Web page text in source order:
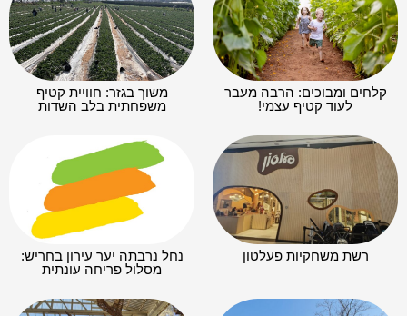
קלחים ומבוכים: הרבה מעבר
לעוד קטיף עצמי!
משוך בגזר: חוויית קטיף
משפחתית בלב השדות
רשת משחקיות פעלטון
נחל נרבתה יער עירון בחריש:
מסלול פריחה עונתית